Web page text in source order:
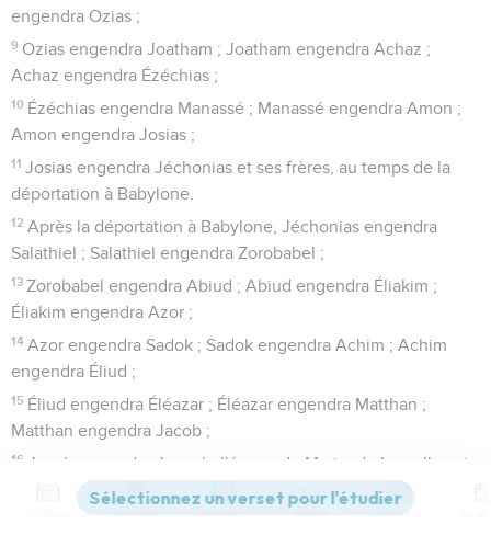
engendra Ozias ;
9 Ozias engendra Joatham ; Joatham engendra Achaz ;
Achaz engendra Ézéchias ;
10 Ézéchias engendra Manassé ; Manassé engendra Amon ;
Amon engendra Josias ;
11 Josias engendra Jéchonias et ses frères, au temps de la
déportation à Babylone.
12 Après la déportation à Babylone, Jéchonias engendra
Salathiel ; Salathiel engendra Zorobabel ;
13 Zorobabel engendra Abiud ; Abiud engendra Éliakim ;
Éliakim engendra Azor ;
14 Azor engendra Sadok ; Sadok engendra Achim ; Achim
engendra Éliud ;
15 Éliud engendra Éléazar ; Éléazar engendra Matthan ;
Matthan engendra Jacob ;
16
Jacob engendra Joseph, l'époux de Marie, de laquelle est
né Jésus, qui est appelé Christ.
Versions Commentaires Strong